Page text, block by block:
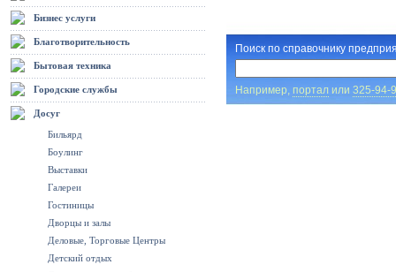
Бизнес услуги
Благотворительность
Бытовая техника
Городские службы
Досуг
Бильярд
Боулинг
Выставки
Галереи
Гостиницы
Дворцы и залы
Деловые, Торговые Центры
Детский отдых
Поиск по справочнику
Например, порталили 325-94-